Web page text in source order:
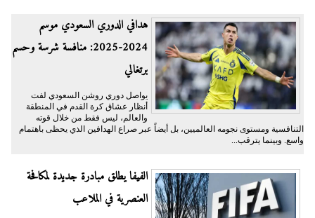
هدافي الدوري السعودي موسم
2024-2025: منافسة شرسة وحسم
برتغالي
يواصل دوري روشن السعودي لفت
أنظار عشاق كرة القدم في المنطقة
والعالم، ليس فقط من خلال قوته
التنافسية ومستوى نجومه العالميين، بل أيضاً عبر صراع الهدافين الذي يحظى باهتمام
واسع. وبينما يترقب...
الفيفا يطلق مبادرة جديدة لمكافحة
العنصرية في الملاعب